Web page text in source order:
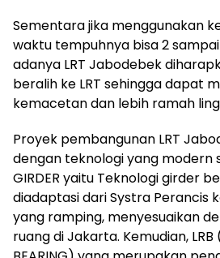
Sementara jika menggunakan
waktu tempuhnya bisa 2
adanya LRT Jabodebek
beralih ke LRT sehingga dapat
kemacetan dan lebih ramah
Proyek pembangunan LRT
dengan teknologi yang modern
GIRDER yaitu Teknologi girder
diadaptasi dari Systra Perancis
yang ramping, menyesuaikan
ruang di Jakarta. Kemudian, LRB